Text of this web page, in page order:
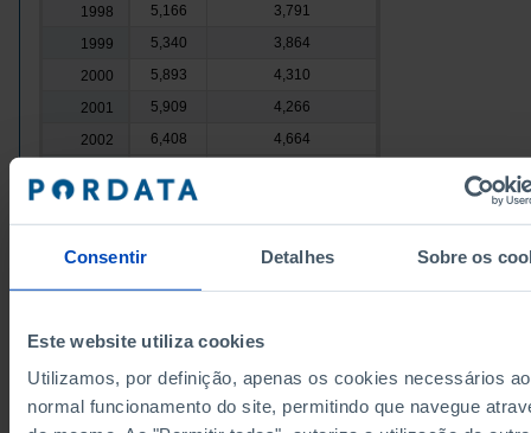
Consentir Detalhes Sobre os
Este website utiliza cookies
Utilizamos, por definição, apenas os cookies necessários ao
normal funcionamento do site, permitindo que navegue
1998
5,166
3,791
1999
5,340
3,864
2000
5,893
4,310
2001
5,909
4,266
2002
6,408
4,664
2004
6,326
2006
4,482
2008
5,808
2010
2011
5,627
4,309